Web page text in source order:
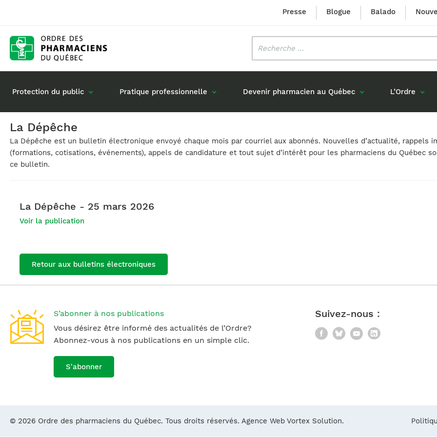
Presse Blogue Balado
Protection du public
Rôle du pharmacien
Vos questions : des réponses
Pratique professionnelle
Gestion de mon dossier
Retour à la pratique
Devenir pharmacien au Québec
Étudiants formés au Québec
L’Ordre
Mission et valeurs
Gouvernance
Prix Louis-Hébert
Prix Innovation Janine-
La Dépêche
La Dépêche est un bulletin électronique envoyé chaque mois par courriel aux abonnés. Nouvelles d’actualité, rappels
(formations, cotisations, événements), appels de candidature et tout sujet d’intérêt pour les pharmaciens du Québec
ce bulletin.
La Dépêche - 25 mars 2026
Voir la publication
Retour aux bulletins électroniques
S’abonner à nos publications
Vous désirez être informé des actualités de l’Ordre?
Abonnez-vous à nos publications en un simple clic.
S'abonner
Suivez-nous :
Facebook
BlueskyYouTube
LinkedIn
© 2026 Ordre des pharmaciens du Québec. Tous droits réservés. Agence Web Vortex Solution.